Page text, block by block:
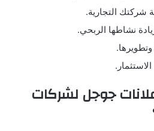
شركتك التجارية.
نشاطها الربحي.
جوجل لشركات